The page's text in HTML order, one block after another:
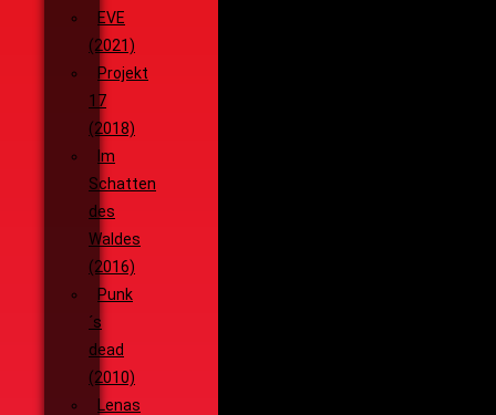
EVE
(2021)
Projekt
17
(2018)
Im
Schatten
des
Waldes
(2016)
Punk
´s
dead
(2010)
Lenas